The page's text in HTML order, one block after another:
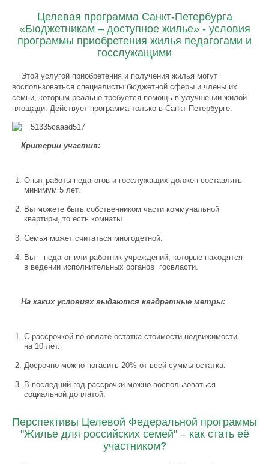
Целевая программа Санкт-Петербурга
«Бюджетникам – доступное жилье» - условия
программы приобретения жилья педагогами и
госслужащими
Этой услугой приобретения и получения жилья могут
воспользоваться специалисты бюджетной сферы и члены их
семьи, которым реально требуется помощь в улучшении жилой
площади. Действует программа только в Санкт-Петербурге.
Критерии участия:
Опыт работы педагогов и госслужащих должен составлять
минимум 5 лет.
Вы можете быть собственником части коммунальной
квартиры, то есть комнаты.
Семья может считаться многодетной.
Вы – педагог или работник учреждений, которые находятся
в ведении исполнительных органов госвласти.
На каких условиях выдаются квадратные метры:
С рассрочкой по оплате остатка стоимости недвижимости
на 10 лет.
Досрочно можно погасить 20% от всей суммы остатка.
В последний год рассрочки можно воспользоваться
социальной доплатой.
Перспективы Целевой Федеральной программы
"Жилье для российских семей" – как стать её
участником?